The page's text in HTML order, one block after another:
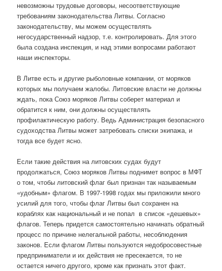
невозможны трудовые договоры, несоответствующие
требованиям законодательства Литвы. Согласно
законодательству, мы можем осуществлять
негосударственный надзор, т.е. контролировать. Для этого
была создана инспекция, и над этими вопросами работают
наши инспекторы.
В Литве есть и другие рыболовные компании, от моряков
которых мы получаем жалобы. Литовские власти не должны
ждать, пока Союз моряков Литвы соберет материал и
обратится к ним, они должны осуществлять
профилактическую работу. Ведь Администрация безопасного
судоходства Литвы может затребовать списки экипажа, и
тогда все будет ясно.
Если такие действия на литовских судах будут
продолжаться, Союз моряков Литвы поднимет вопрос в МФТ
о том, чтобы литовский флаг был признан так называемым
«удобным» флагом. В 1997-1998 годах мы приложили много
усилий для того, чтобы флаг Литвы был сохранен на
кораблях как национальный и не попал в список «дешевых»
флагов. Теперь придется самостоятельно начинать обратный
процесс по причине нелегальной работы, несоблюдения
законов. Если флагом Литвы пользуются недобросовестные
предприниматели и их действия не пресекается, то не
остается ничего другого, кроме как признать этот факт.